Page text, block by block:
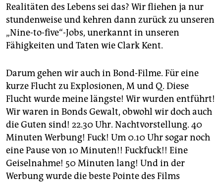
Realitäten des Lebens sei das? Wir fliehen ja nur
stundenweise und kehren dann zurück zu unseren
„Nine-to-five“-Jobs, unerkannt in unseren
Fähigkeiten und Taten wie Clark Kent.
Darum gehen wir auch in Bond-Filme. Für eine
kurze Flucht zu Explosionen, M und Q. Diese
Flucht wurde meine längste! Wir wurden entführt!
Wir waren in Bonds Gewalt, obwohl wir doch auch
die Guten sind! 22.30 Uhr. Nachtvorstellung. 40
Minuten Werbung! Fuck! Um 0.10 Uhr sogar noch
eine Pause von 10 Minuten!! Fuckfuck!! Eine
Geiselnahme! 50 Minuten lang! Und in der
Werbung wurde die beste Pointe des Films